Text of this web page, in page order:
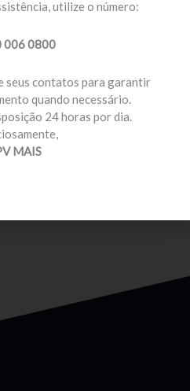
com diferenciais para você
utilize o número:
006 0800
seus contatos para garantir
quando necessário.
24 horas por dia.
MAIS